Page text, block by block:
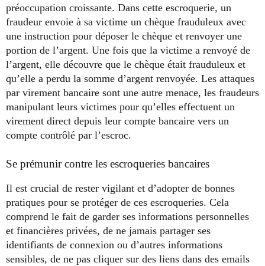
préoccupation croissante. Dans cette escroquerie, un
fraudeur envoie à sa victime un chèque frauduleux avec
une instruction pour déposer le chèque et renvoyer une
portion de l’argent. Une fois que la victime a renvoyé de
l’argent, elle découvre que le chèque était frauduleux et
qu’elle a perdu la somme d’argent renvoyée. Les attaques
par virement bancaire sont une autre menace, les fraudeurs
manipulant leurs victimes pour qu’elles effectuent un
virement direct depuis leur compte bancaire vers un
compte contrôlé par l’escroc.
Se prémunir contre les escroqueries bancaires
Il est crucial de rester vigilant et d’adopter de bonnes
pratiques pour se protéger de ces escroqueries. Cela
comprend le fait de garder ses informations personnelles
et financières privées, de ne jamais partager ses
identifiants de connexion ou d’autres informations
sensibles, de ne pas cliquer sur des liens dans des emails